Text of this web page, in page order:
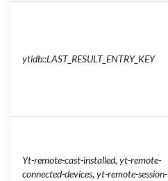
ytidb::LAST_RESULT_ENTRY_KEY
Yt-remote-cast-installed, yt-remote-
connected-devices, yt-remote-session-